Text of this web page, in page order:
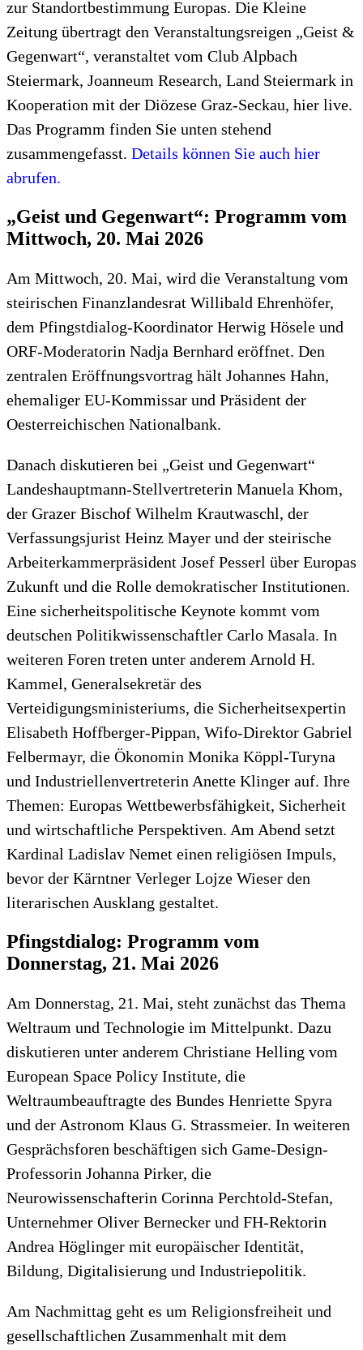
zur Standortbestimmung Europas. Die Kleine
Zeitung übertragt den Veranstaltungsreigen „Geist &
Gegenwart“, veranstaltet vom Club Alpbach
Steiermark, Joanneum Research, Land Steiermark in
Kooperation mit der Diözese Graz-Seckau, hier live.
Das Programm finden Sie unten stehend
zusammengefasst. Details können Sie auch hier
abrufen.
„Geist und Gegenwart“: Programm vom
Mittwoch, 20. Mai 2026
Am Mittwoch, 20. Mai, wird die Veranstaltung vom
steirischen Finanzlandesrat Willibald Ehrenhöfer,
dem Pfingstdialog-Koordinator Herwig Hösele und
ORF-Moderatorin Nadja Bernhard eröffnet. Den
zentralen Eröffnungsvortrag hält Johannes Hahn,
ehemaliger EU-Kommissar und Präsident der
Oesterreichischen Nationalbank.
Danach diskutieren bei „Geist und Gegenwart“
Landeshauptmann-Stellvertreterin Manuela Khom,
der Grazer Bischof Wilhelm Krautwaschl, der
Verfassungsjurist Heinz Mayer und der steirische
Arbeiterkammerpräsident Josef Pesserl über Europas
Zukunft und die Rolle demokratischer Institutionen.
Eine sicherheitspolitische Keynote kommt vom
deutschen Politikwissenschaftler Carlo Masala. In
weiteren Foren treten unter anderem Arnold H.
Kammel, Generalsekretär des
Verteidigungsministeriums, die Sicherheitsexpertin
Elisabeth Hoffberger-Pippan, Wifo-Direktor Gabriel
Felbermayr, die Ökonomin Monika Köppl-Turyna
und Industriellenvertreterin Anette Klinger auf. Ihre
Themen: Europas Wettbewerbsfähigkeit, Sicherheit
und wirtschaftliche Perspektiven. Am Abend setzt
Kardinal Ladislav Nemet einen religiösen Impuls,
bevor der Kärntner Verleger Lojze Wieser den
literarischen Ausklang gestaltet.
Pfingstdialog: Programm vom
Donnerstag, 21. Mai 2026
Am Donnerstag, 21. Mai, steht zunächst das Thema
Weltraum und Technologie im Mittelpunkt. Dazu
diskutieren unter anderem Christiane Helling vom
European Space Policy Institute, die
Weltraumbeauftragte des Bundes Henriette Spyra
und der Astronom Klaus G. Strassmeier. In weiteren
Gesprächsforen beschäftigen sich Game-Design-
Professorin Johanna Pirker, die
Neurowissenschafterin Corinna Perchtold-Stefan,
Unternehmer Oliver Bernecker und FH-Rektorin
Andrea Höglinger mit europäischer Identität,
Bildung, Digitalisierung und Industriepolitik.
Am Nachmittag geht es um Religionsfreiheit und
gesellschaftlichen Zusammenhalt mit dem